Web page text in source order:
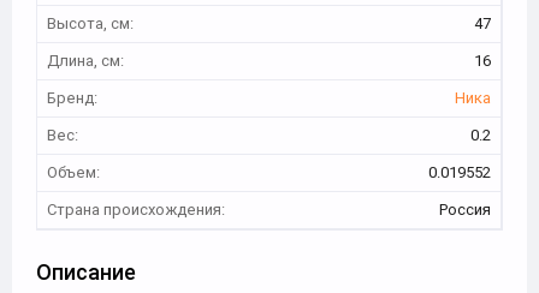
Высота, см:
47
Длина, см:
16
Бренд:
Ника
Вес:
0.2
Объем:
0.019552
Страна происхождения:
Россия
Описание